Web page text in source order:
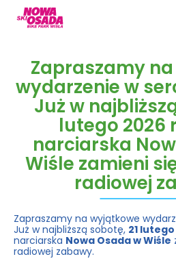
Zapraszamy
wydarzenie w
Już w
lutego 2026
narciarska
Wiśle zamieni
radiowej
Zapraszamy na wyjątkowe
Już w najbliższą sobotę, 21
narciarska Nowa Osada w Wiśle
radiowej zabawy.